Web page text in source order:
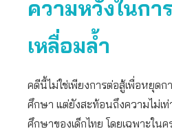
ความหวังในกา
เหลื่อมล้ำ
คดีนี้ไม่ใช่เพียงการต่อสู้เพื่อหยุดก
ศึกษา แต่ยังสะท้อนถึงความไม่เท่
ศึกษาของเด็กไทย โดยเฉพาะใน